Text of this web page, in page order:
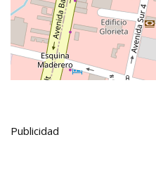
Publicidad